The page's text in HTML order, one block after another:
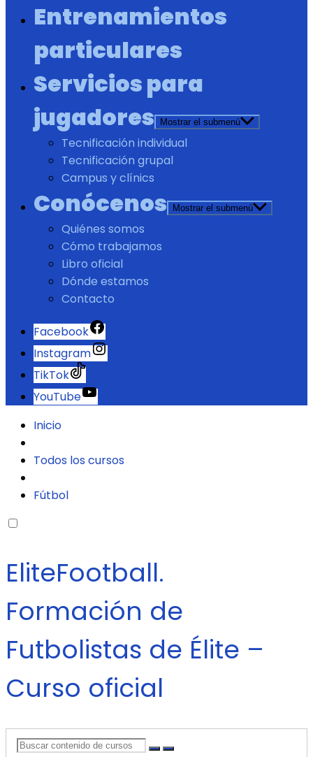
Entrenamientos
particulares
Servicios para
jugadores
Mostrar el submenú
Tecnificación individual
Tecnificación grupal
Campus y clínics
Conócenos Mostrar el submenú
Quiénes somos
Cómo trabajamos
Libro oficial
Dónde estamos
Contacto
Facebook
Instagram
TikTok
YouTube
Inicio
Todos los cursos
Fútbol
EliteFootball.
Formación de
Futbolistas de Élite –
Curso oficial